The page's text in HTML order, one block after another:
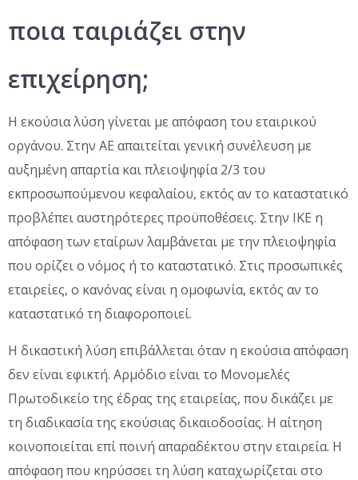
ποια ταιριάζει στην
επιχείρηση;
Η εκούσια λύση γίνεται με απόφαση του εταιρικού
οργάνου. Στην ΑΕ απαιτείται γενική συνέλευση με
αυξημένη απαρτία και πλειοψηφία 2/3 του
εκπροσωπούμενου κεφαλαίου, εκτός αν το καταστατικό
προβλέπει αυστηρότερες προϋποθέσεις. Στην ΙΚΕ η
απόφαση των εταίρων λαμβάνεται με την πλειοψηφία
που ορίζει ο νόμος ή το καταστατικό. Στις προσωπικές
εταιρείες, ο κανόνας είναι η ομοφωνία, εκτός αν το
καταστατικό τη διαφοροποιεί.
Η δικαστική λύση επιβάλλεται όταν η εκούσια απόφαση
δεν είναι εφικτή. Αρμόδιο είναι το Μονομελές
Πρωτοδικείο της έδρας της εταιρείας, που δικάζει με
τη διαδικασία της εκούσιας δικαιοδοσίας. Η αίτηση
κοινοποιείται επί ποινή απαραδέκτου στην εταιρεία. Η
απόφαση που κηρύσσει τη λύση καταχωρίζεται στο